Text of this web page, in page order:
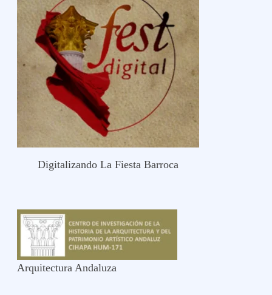
Digitalizando La Fiesta Barroca
Arquitectura Andaluza